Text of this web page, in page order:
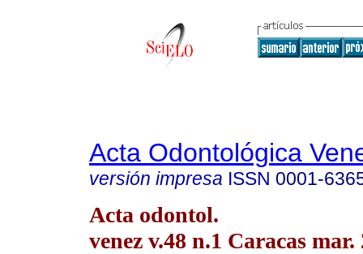
Acta Odontológica
versión impresa ISSN 0001-
Acta odontol.
venez v.48 n.1 Caracas mar.